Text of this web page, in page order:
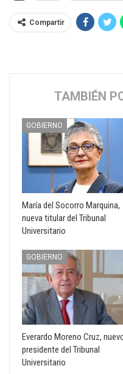
Compartir
TAMBIÉN
GOBIERNO
María del Socorro Marquina,
nueva titular del Tribunal
Universitario
GOBIERNO
Everardo Moreno Cruz,
presidente del Tribunal
Universitario